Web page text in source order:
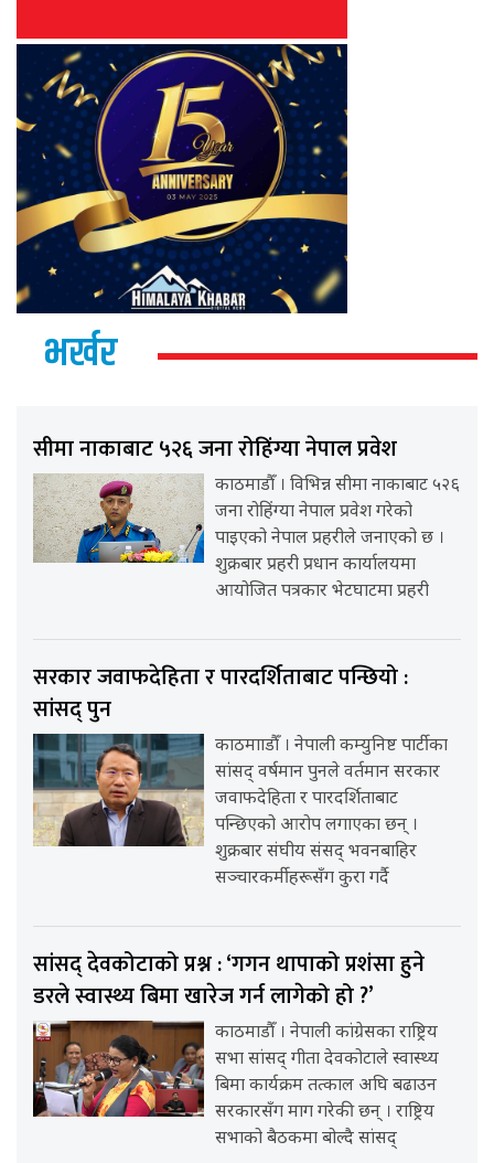
भर्खर
सीमा नाकाबाट ५२६ जना रोहिंग्या नेपाल प्रवेश
काठमाडौँ । विभिन्न सीमा नाकाबाट ५२६
जना रोहिंग्या नेपाल प्रवेश गरेको
पाइएको नेपाल प्रहरीले जनाएको छ ।
शुक्रबार प्रहरी प्रधान कार्यालयमा
आयोजित पत्रकार भेटघाटमा प्रहरी
सरकार जवाफदेहिता र पारदर्शिताबाट पन्छियो :
सांसद् पुन
काठमााडौँ । नेपाली कम्युनिष्ट पार्टीका
सांसद् वर्षमान पुनले वर्तमान सरकार
जवाफदेहिता र पारदर्शिताबाट
पन्छिएको आरोप लगाएका छन् ।
शुक्रबार संघीय संसद् भवनबाहिर
सञ्चारकर्मीहरूसँग कुरा गर्दै
सांसद् देवकोटाको प्रश्न : ‘गगन थापाको प्रशंसा हुने
डरले स्वास्थ्य बिमा खारेज गर्न लागेको हो ?’
काठमाडौँ । नेपाली कांग्रेसका राष्ट्रिय
सभा सांसद् गीता देवकोटाले स्वास्थ्य
बिमा कार्यक्रम तत्काल अघि बढाउन
सरकारसँग माग गरेकी छन् । राष्ट्रिय
सभाको बैठकमा बोल्दै सांसद्